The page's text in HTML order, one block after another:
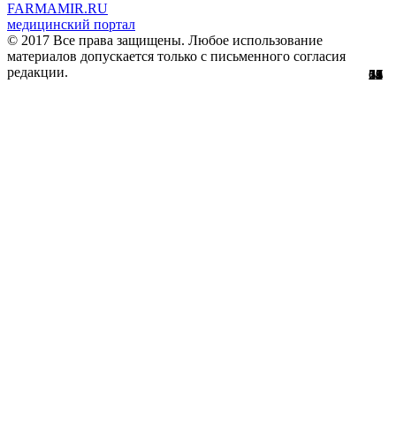
28
22
2
24
7
11
51
56
2
29
61
3
4
12
8
67
FARMAMIR.RU
медицинский портал
© 2017 Все права защищены. Любое использование
материалов допускается только с письменного согласия
редакции.